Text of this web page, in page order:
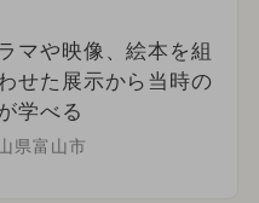
マや映像、絵本を組
せた展示から当時の
学べる
県富山市